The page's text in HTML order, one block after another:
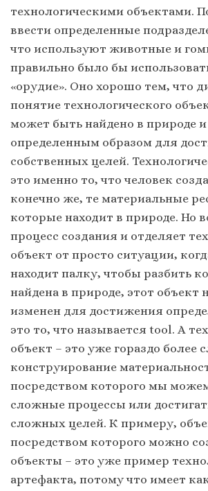
технологическими объектами.
ввести определенные
что используют животные и
правильно было бы
«орудие». Оно хорошо тем, что
понятие технологического
может быть найдено в природе и
определенным образом для
собственных целей.
это именно то, что человек
конечно же, те материальные
которые находит в природе. Но
процесс создания и отделяет
объект от просто ситуации,
находит палку, чтобы разбить
найдена в природе, этот объект
изменен для достижения
это то, что называется tool. А
объект – это уже гораздо более
конструирование
посредством которого мы
сложные процессы или
сложных целей. К примеру,
посредством которого можно
объекты – это уже пример
артефакта, потому что имеет